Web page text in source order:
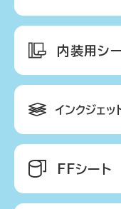
内装用シ
インクジェッ
FFシート